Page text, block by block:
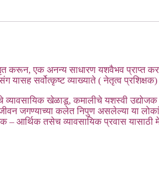
एक अनन्य साधारण यशवैभव प्राप्त
यासह सर्वोत्कृष्ट व्याख्याते ( नेतृत्व
खेळाडू, कमालीचे यशस्वी
जीवन जगण्याच्या कलेत निपुण असलेल्या या
– आर्थिक तसेच व्यावसायिक प्रवास यासाठी